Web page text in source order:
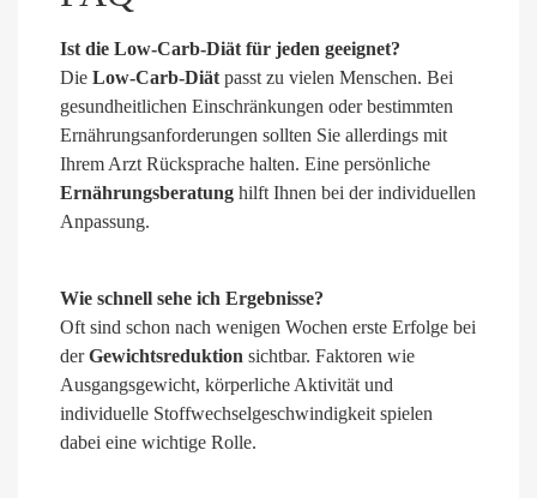
Ist die Low-Carb-Diät für jeden geeignet?
Die Low-Carb-Diät passt zu vielen Menschen. Bei
gesundheitlichen Einschränkungen oder bestimmten
Ernährungsanforderungen sollten Sie allerdings mit
Ihrem Arzt Rücksprache halten. Eine persönliche
Ernährungsberatung hilft Ihnen bei der individuellen
Anpassung.
Wie schnell sehe ich Ergebnisse?
Oft sind schon nach wenigen Wochen erste Erfolge bei
derGewichtsreduktion sichtbar. Faktoren wie
Ausgangsgewicht, körperliche Aktivität und
individuelle Stoffwechselgeschwindigkeit spielen
dabei eine wichtige Rolle.